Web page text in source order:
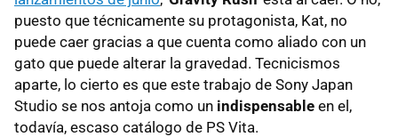
puesto que técnicamente su protagonista, Kat, no
puede caer gracias a que cuenta como aliado con un
gato que puede alterar la gravedad. Tecnicismos
aparte, lo cierto es que este trabajo de Sony Japan
Studio se nos antoja como un indispensable en el,
todavía, escaso catálogo de PS Vita.